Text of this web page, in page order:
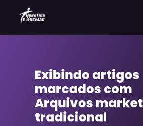
Serviços
Sobre Desafios e
Exibindo artigos
marcados com
Arquivos
tradicional